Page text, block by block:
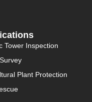
Tower Inspection
Plant Protection